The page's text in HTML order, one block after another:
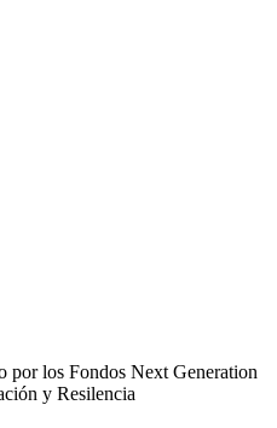
los Fondos Next Generation
y Resilencia